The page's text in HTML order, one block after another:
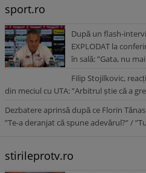
sport.ro
După un flash-
EXPLODAT la
în sală: ”Gata, nu
Filip Stojilkovic,
din meciul cu UTA: ”Arbitrul știe că a
Dezbatere aprinsă după ce Florin
”Te-a deranjat că spune adevărul?” /
stirileprotv.ro